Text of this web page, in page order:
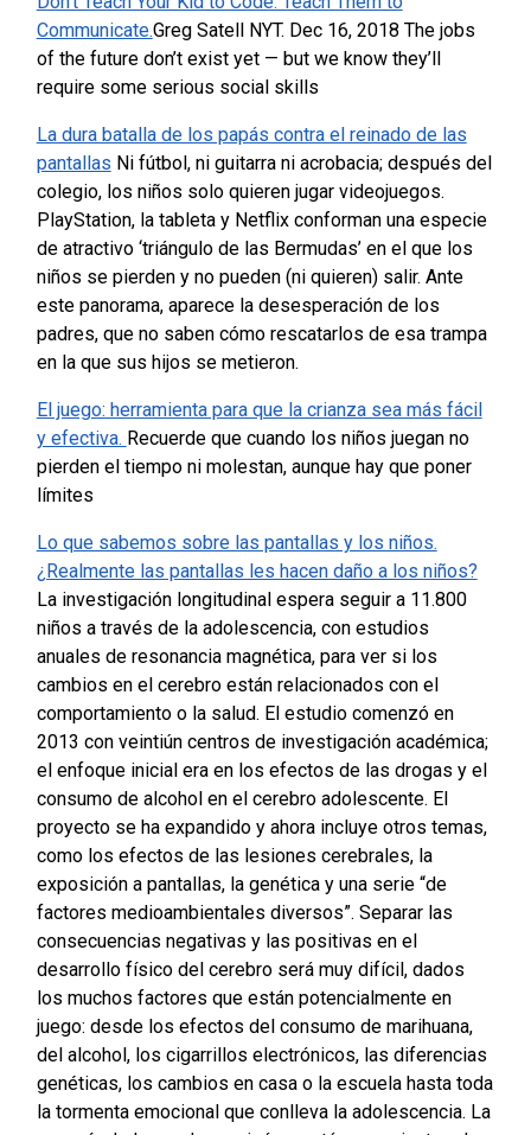
Communicate.Greg Satell NYT. Dec 16, 2018 The jobs
of the future don’t exist yet — but we know they’ll
require some serious social skills
La dura batalla de los papás contra el reinado de las
pantallas Ni fútbol, ni guitarra ni acrobacia; después del
colegio, los niños solo quieren jugar videojuegos.
PlayStation, la tableta y Netflix conforman una especie
de atractivo ‘triángulo de las Bermudas’ en el que los
niños se pierden y no pueden (ni quieren) salir. Ante
este panorama, aparece la desesperación de los
padres, que no saben cómo rescatarlos de esa trampa
en la que sus hijos se metieron.
El juego: herramienta para que la crianza sea más fácil
y efectiva. Recuerde que cuando los niños juegan no
pierden el tiempo ni molestan, aunque hay que poner
límites
Lo que sabemos sobre las pantallas y los niños.
¿Realmente las pantallas les hacen daño a los niños?
La investigación longitudinal espera seguir a 11.800
niños a través de la adolescencia, con estudios
anuales de resonancia magnética, para ver si los
cambios en el cerebro están relacionados con el
comportamiento o la salud. El estudio comenzó en
2013 con veintiún centros de investigación académica;
el enfoque inicial era en los efectos de las drogas y el
consumo de alcohol en el cerebro adolescente. El
proyecto se ha expandido y ahora incluye otros temas,
como los efectos de las lesiones cerebrales, la
exposición a pantallas, la genética y una serie “de
factores medioambientales diversos”. Separar las
consecuencias negativas y las positivas en el
desarrollo físico del cerebro será muy difícil, dados
los muchos factores que están potencialmente en
juego: desde los efectos del consumo de marihuana,
del alcohol, los cigarrillos electrónicos, las diferencias
genéticas, los cambios en casa o la escuela hasta toda
la tormenta emocional que conlleva la adolescencia. La